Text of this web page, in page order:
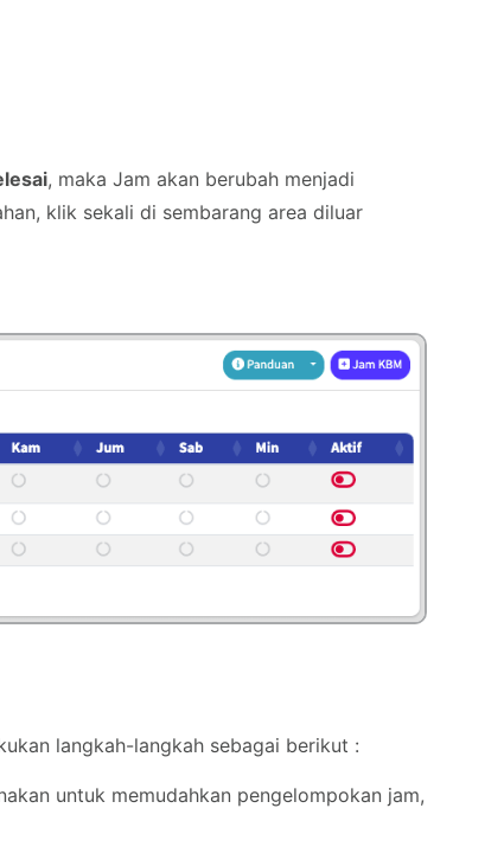
, maka Jam akan berubah menjadi
klik sekali di sembarang area diluar
langkah-langkah sebagai berikut :
untuk memudahkan pengelompokan jam,